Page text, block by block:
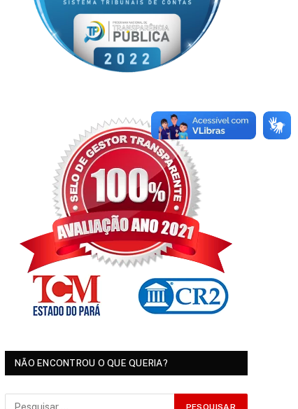
NÃO ENCONTROU O QUE QUERIA?